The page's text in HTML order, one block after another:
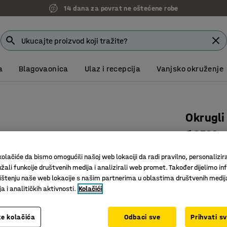
14 dana za povrat ne oštećene robe
7 godina garancije
Blagovaonica Ulaz i recepcija Vanjsko okruženje
Okrugli
Ø 2500
100%
Promjer
da bismo omogućili našoj web lokaciji da radi pravilno,
funkcije društvenih medija i analizirali web promet. Također dijelimo
naše web lokacije s našim partnerima u oblastima društvenih
i analitičkih aktivnosti. Kolačići
kolačića Odbaci sve Prihvati